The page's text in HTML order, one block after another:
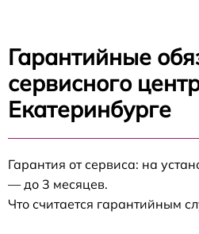
Гарантийные
сервисного
Екатеринбурге
Гарантия от сервиса: на
— до 3 месяцев.
Что считается гарантийным